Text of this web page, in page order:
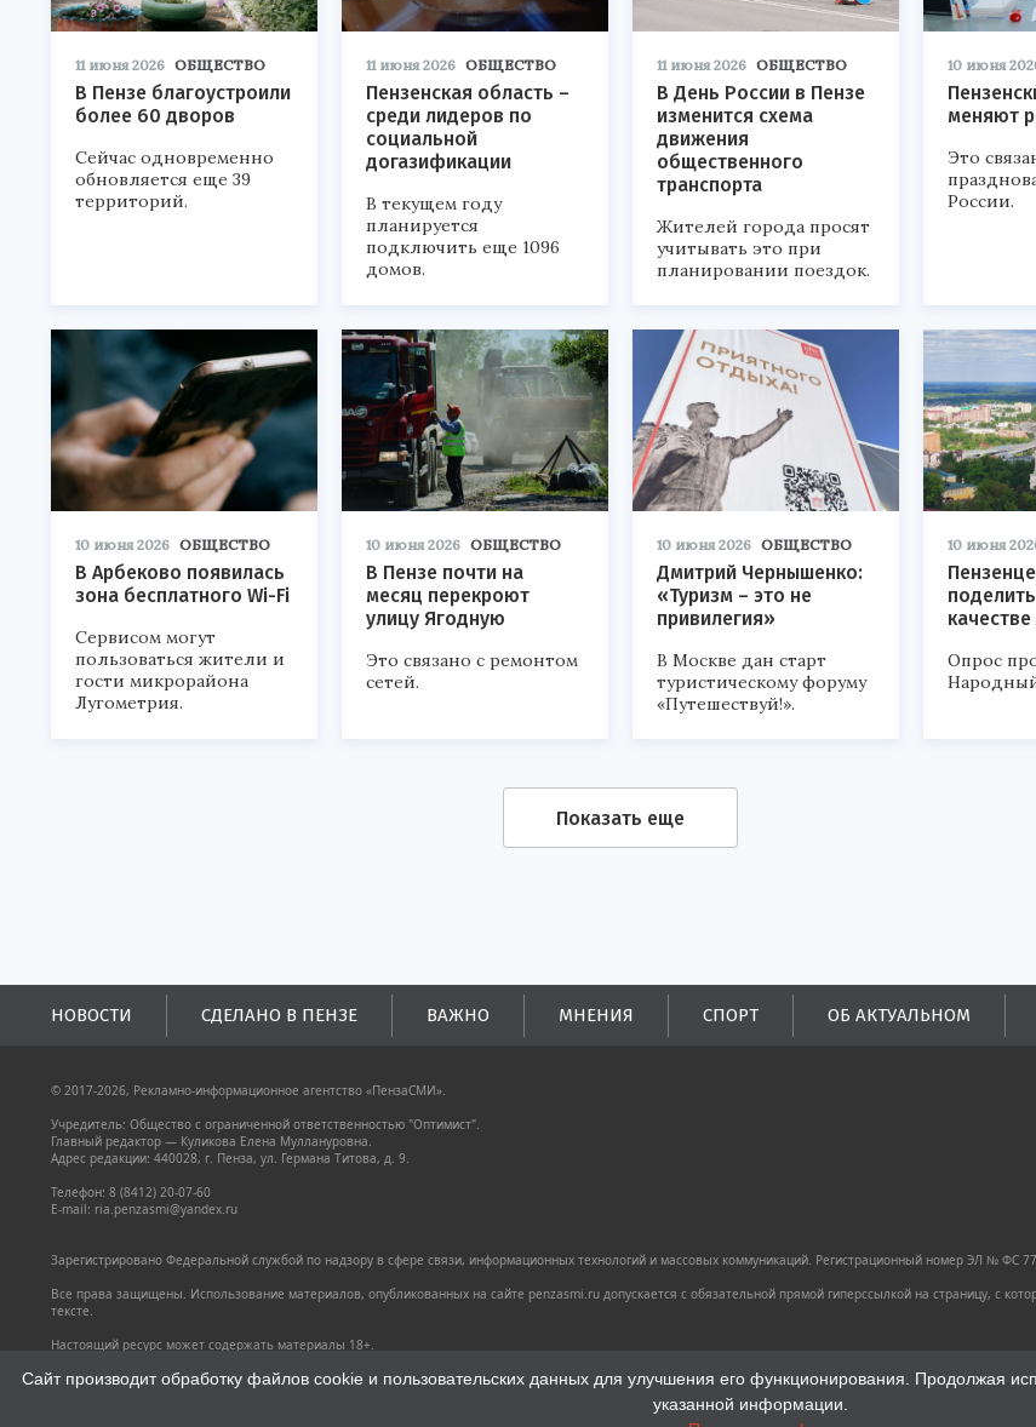
11 июня 2026 ОБЩЕСТВО
В Пензе благоустроили
более 60 дворов
Сейчас одновременно
обновляется еще 39
территорий.
11 июня 2026 ОБЩЕСТВО
Пензенская область –
среди лидеров по
социальной
догазификации
В текущем году
планируется
подключить еще 1096
домов.
11 июня 2026 ОБЩЕСТВО
В День России в Пензе
изменится схема
движения
общественного
транспорта
Жителей города просят
учитывать это при
планировании поездок.
10 июня
меняют
Это
России.
10 июня 2026 ОБЩЕСТВО
В Арбеково появилась
зона бесплатного Wi-Fi
Сервисом могут
пользоваться жители и
гости микрорайона
Лугометрия.
10 июня 2026 ОБЩЕСТВО
В Пензе почти на
месяц перекроют
улицу Ягодную
Это связано с ремонтом
сетей.
10 июня 2026 ОБЩЕСТВО
Дмитрий Чернышенко:
«Туризм – это не
привилегия»
В Москве дан старт
туристическому форуму
«Путешествуй!».
10 июня
Опрос
Показать еще
НОВОСТИ СДЕЛАНО В ПЕНЗЕ ВАЖНО МНЕНИЯ СПОРТ ОБ АКТУАЛЬНОМ
© 2017-2026, Рекламно-информационное агентство «ПензаСМИ».
Учредитель: Общество с ограниченной ответственностью "Оптимист".
Главный редактор — Куликова Елена Муллануровна.
Адрес редакции: 440028, г. Пенза, ул. Германа Титова, д. 9.
Телефон: 8 (8412) 20-07-60
E-mail: ria.penzasmi@yandex.ru
Зарегистрировано Федеральной службой по надзору в сфере связи, информационных технологий и массовых коммуникаций. Регистрационный номер ЭЛ № ФС
Все права защищены. Использование материалов, опубликованных на сайте penzasmi.ru допускается с обязательной прямой гиперссылкой на страницу, с
тексте.
Настоящий ресурс может содержать материалы 18+.
Сайт производит обработку файлов cookie и пользовательских данных для улучшения его функционирования. Продолжая
указанной информации.